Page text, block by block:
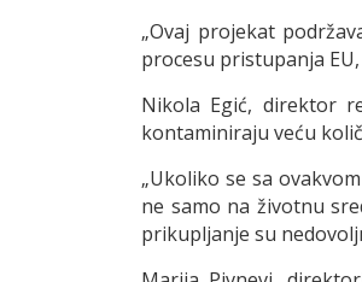
„Ovaj projekat
procesu pristupanja
Nikola Egić, direktor
kontaminiraju veću
„Ukoliko se sa
ne samo na životnu
prikupljanje su